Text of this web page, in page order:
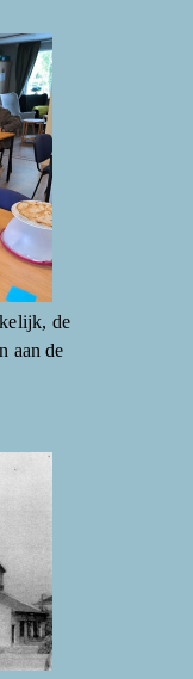
de
aan de